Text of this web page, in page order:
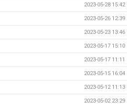
2023-05-28 15:42
2023-05-26 12:39
2023-05-23 13:46
2023-05-17 15:10
2023-05-17 11:11
2023-05-15 16:04
2023-05-12 11:13
2023-05-02 23:29